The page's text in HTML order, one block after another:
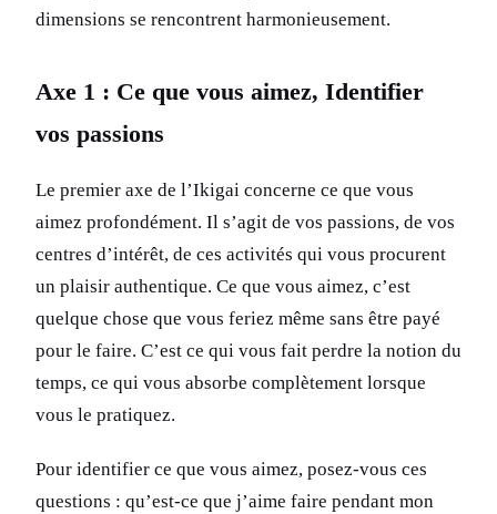
dimensions se rencontrent harmonieusement.
Axe 1 : Ce que vous aimez, Identifier
vos passions
Le premier axe de l’Ikigai concerne ce que vous
aimez profondément. Il s’agit de vos passions, de vos
centres d’intérêt, de ces activités qui vous procurent
un plaisir authentique. Ce que vous aimez, c’est
quelque chose que vous feriez même sans être payé
pour le faire. C’est ce qui vous fait perdre la notion du
temps, ce qui vous absorbe complètement lorsque
vous le pratiquez.
Pour identifier ce que vous aimez, posez-vous ces
questions : qu’est-ce que j’aime faire pendant mon